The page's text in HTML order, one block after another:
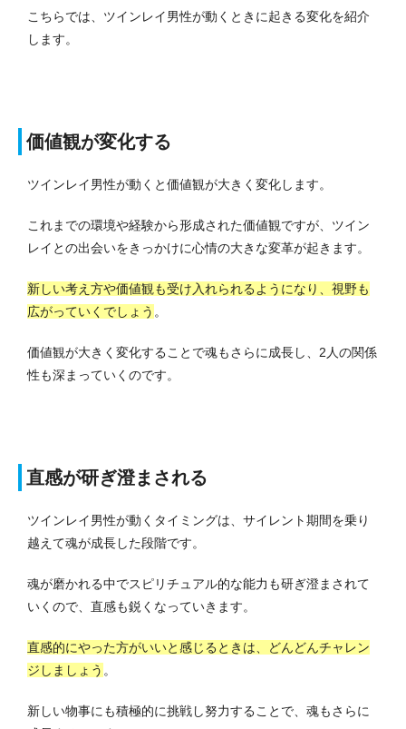
こちらでは、ツインレイ男性が動くときに起きる変化を紹介
します。
価値観が変化する
ツインレイ男性が動くと価値観が大きく変化します。
これまでの環境や経験から形成された価値観ですが、ツイン
レイとの出会いをきっかけに心情の大きな変革が起きます。
新しい考え方や価値観も受け入れられるようになり、視野も
広がっていくでしょう 。
価値観が大きく変化することで魂もさらに成長し、2人の関係
性も深まっていくのです。
直感が研ぎ澄まされる
ツインレイ男性が動くタイミングは、サイレント期間を乗り
越えて魂が成長した段階です。
魂が磨かれる中でスピリチュアル的な能力も研ぎ澄まされて
いくので、直感も鋭くなっていきます。
直感的にやった方がいいと感じるときは、どんどんチャレン
ジしましょう 。
新しい物事にも積極的に挑戦し努力することで、魂もさらに